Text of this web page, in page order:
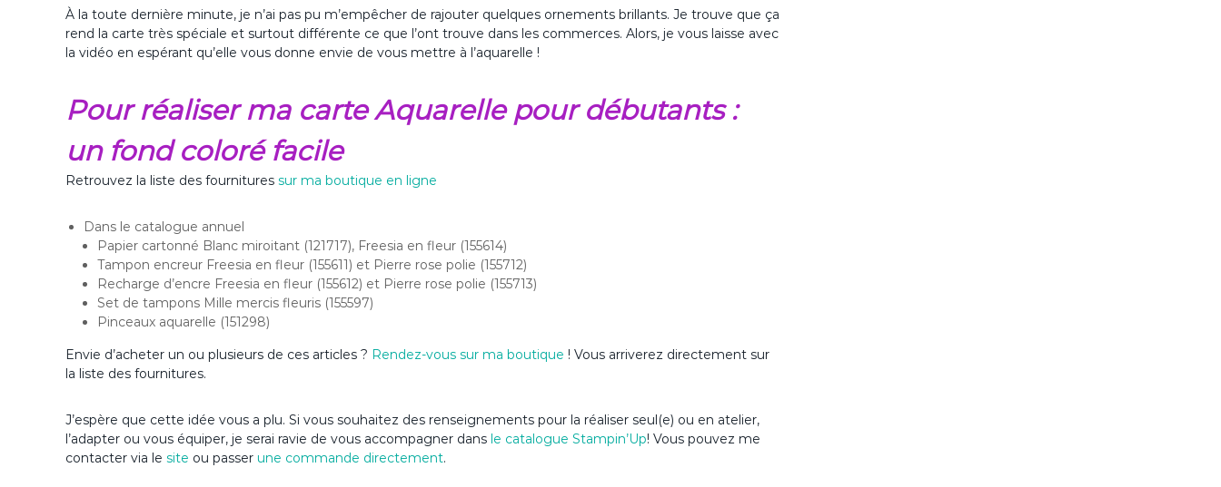
À la toute dernière minute, je n’ai pas pu m’empêcher de rajouter quelques ornements brillants. Je trouve que ça
rend la carte très spéciale et surtout différente ce que l’ont trouve dans les commerces. Alors, je vous laisse avec
la vidéo en espérant qu’elle vous donne envie de vous mettre à l’aquarelle !
Pour réaliser ma carte Aquarelle pour débutants :
un fond coloré facile
Retrouvez la liste des fournitures sur ma boutique en ligne
Dans le catalogue annuel
Papier cartonné Blanc miroitant (121717), Freesia en fleur (155614)
Tampon encreur Freesia en fleur (155611) et Pierre rose polie (155712)
Recharge d’encre Freesia en fleur (155612) et Pierre rose polie (155713)
Set de tampons Mille mercis fleuris (155597)
Pinceaux aquarelle (151298)
Envie d’acheter un ou plusieurs de ces articles ? Rendez-vous sur ma boutique ! Vous arriverez directement sur
la liste des fournitures.
J’espère que cette idée vous a plu. Si vous souhaitez des renseignements pour la réaliser seul(e) ou en atelier,
l’adapter ou vous équiper, je serai ravie de vous accompagner dans le catalogue Stampin’Up! Vous pouvez me
contacter via le site ou passer une commande directement.